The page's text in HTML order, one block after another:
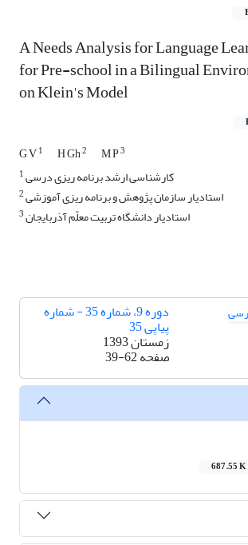
A Needs Analysis for Language
for Pre-school in a Bilingual
on Klein's Model
G V1 H Gh2 M P3
1کارشناسی ارشد برنامه ریزی درسی
2استادیار سازمان پژوهش و برنامه ریزی آموزشی
3استادیار دانشگاه تربیت معلّم آذربایجان
دوره 9، شماره 35 - شماره
پیاپی 35
زمستان 1393
صفحه39-62
687.55 K